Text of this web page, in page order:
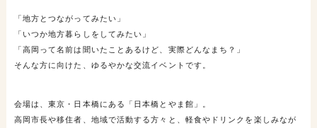
「地方とつながってみたい」
「いつか地方暮らしをしてみたい」
「高岡って名前は聞いたことあるけど、実際どんなまち？」
そんな方に向けた、ゆるやかな交流イベントです。
会場は、東京・日本橋にある「日本橋とやま館」。
高岡市長や移住者、地域で活動する方々と、軽食やドリンクを楽しみなが